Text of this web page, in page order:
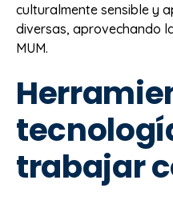
culturalmente sensible y
diversas, aprovechando
MUM.
trabajar